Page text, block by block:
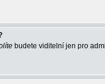
budete viditelní jen pro